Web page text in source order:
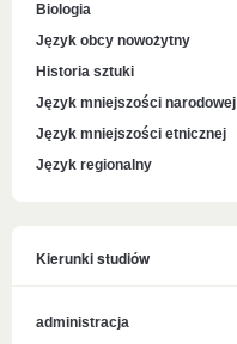
Biologia
Język obcy nowożytny
Historia sztuki
Język mniejszości narodowej
Język mniejszości etnicznej
Język regionalny
Kierunki studiów
administracja